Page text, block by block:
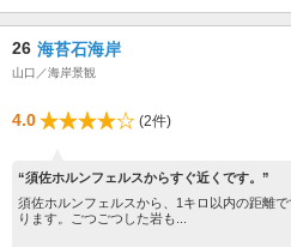
26 海苔石海岸
山口／海岸景観
4.0 (2件)
“須佐ホルンフェルスからすぐ近くです。”
須佐ホルンフェルスから、1キロ以内の距離
ります。ごつごつした岩も...